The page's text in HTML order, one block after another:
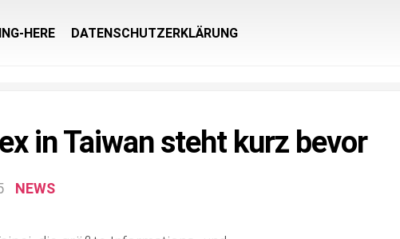
HERE DATENSCHUTZERKLÄRUNG
in Taiwan steht kurz bevor
NEWS